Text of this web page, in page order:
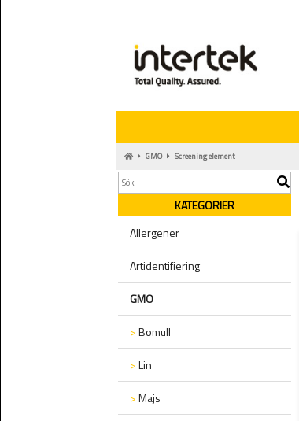
GMO Screening element
KATEGORIER
Allergener
Artidentifiering
GMO
>Bomull
>Lin
>Majs